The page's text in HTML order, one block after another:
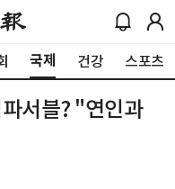
국제 건강 스포츠
서블? "연인과